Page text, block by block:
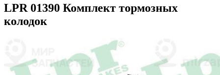
LPR 01390 Комплект тормозных
колодок